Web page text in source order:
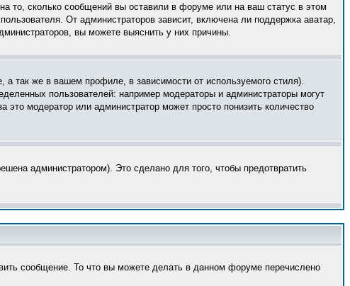
то, сколько сообщений вы оставили в форуме или на ваш статус в этом
От администраторов зависит, включена ли поддержка аватар,
вы можете выяснить у них причины.
так же в вашем профиле, в зависимости от используемого стиля).
пользователей: например модераторы и администраторы могут
модератор или администратор может просто понизить количество
администратором). Это сделано для того, чтобы предотвратить
сообщение. То что вы можете делать в данном форуме перечислено